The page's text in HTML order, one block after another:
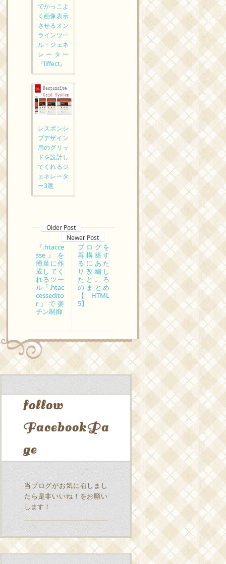
でかっこよ
く画像表示
させるオン
ラインツー
ル・ジェネ
レーター
『liffect』
レスポンシ
ブデザイン
用のグリッ
ドを設計し
てくれるジ
ェネレータ
ー3選
Older Post
Newer Post
ブログを
再構築す
るにあた
り改編し
たところ
のまとめ
【HTML
5】
『.htacce
sse』を
簡単に作
成してく
れるツー
ル『.htac
cessedito
r』で楽
チン制御
follow
FacebookPa
ge
当ブログがお気に召しまし
たら是非いいね！をお願い
します！